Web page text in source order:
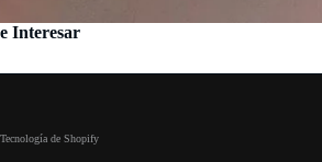
Interesar
Tecnología de Shopify